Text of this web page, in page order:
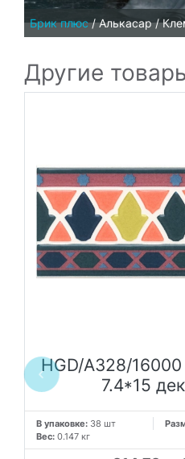
Брик плюс / Алькасар /
Другие
HGD/A328/
7.4*15
В упаковке: 38 шт
Вес: 0.147 кг